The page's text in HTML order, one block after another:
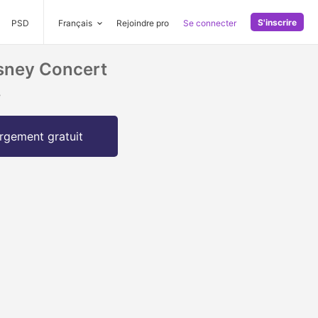
PSD Français Rejoindre pro Se connecter S'inscrire
Concert
gratuit